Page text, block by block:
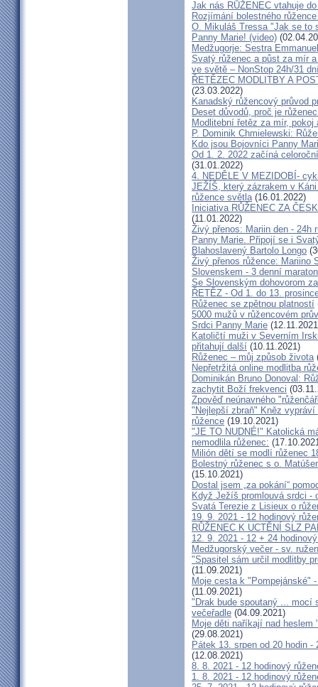
Jak nás RŮŽENEC vtahuje
Rozjímání bolestného
O. Mikuláš Tressa "Jak se to
Panny Marie! (video)
Medžugorje: Sestra
Svatý růženec a půst za mír
ve světě – NonStop 24h/31
ŘETĚZEC MODLITBY A
(23.03.2022)
Kanadský růžencový průvod
Deset důvodů, proč je
Modlitební řetěz za mír, pokoj
P. Dominik Chmielewski:
Kdo jsou Bojovníci Panny
Od 1. 2. 2022 začíná
(31.01.2022)
4. NEDĚLE V MEZIDOBÍ-
JEŽÍŠ, který zázrakem v
růžence světla(16.01.2022)
Iniciativa RŮŽENEC ZA
(11.01.2022)
Živý přenos: Mariin den - 24h
Panny Marie. Připojí se i
Blahoslavený Bartolo Longo
Živý přenos růžence: Mariino
Slovenskem - 3 denní
Se Slovenským dohovorom
ŘETĚZ - Od 1. do 13.
Růženec se zpětnou platností
5000 mužů v růžencovém
Srdci Panny Marie
Katoličtí muži v Severním
přitahují další (10.11.2021)
Růženec – můj způsob života
Nepřetržitá online modlitba
Dominikán Bruno Donoval:
zachytit Boží frekvenci
Zpověď neúnavného
"Nejlepší zbraň" Kněz
růžence (19.10.2021)
"JE TO NUDNÉ!" Katolická
nemodlila růženec:
Milión dětí se modlí růženec
Bolestný růženec s o.
(15.10.2021)
Dostal jsem „za pokání“
Když Ježíš promlouvá srdci -
Svatá Terezie z Lisieux o
19. 9. 2021 - 12 hodinový
RŮŽENEC K UCTĚNÍ SLZ
12. 9. 2021 - 12 + 24
Medžugorský večer - sv.
"Spasitel sám určil modlitby
(11.09.2021)
Moje cesta k "Pompejánské"
(11.09.2021)
"Drak bude spoutaný ... mocí
večeřadle (04.09.2021)
Moje děti naříkají nad
(29.08.2021)
Pátek 13. srpen od 20 hodin
(12.08.2021)
8. 8. 2021 - 12 hodinový
1. 8. 2021 - 12 hodinový